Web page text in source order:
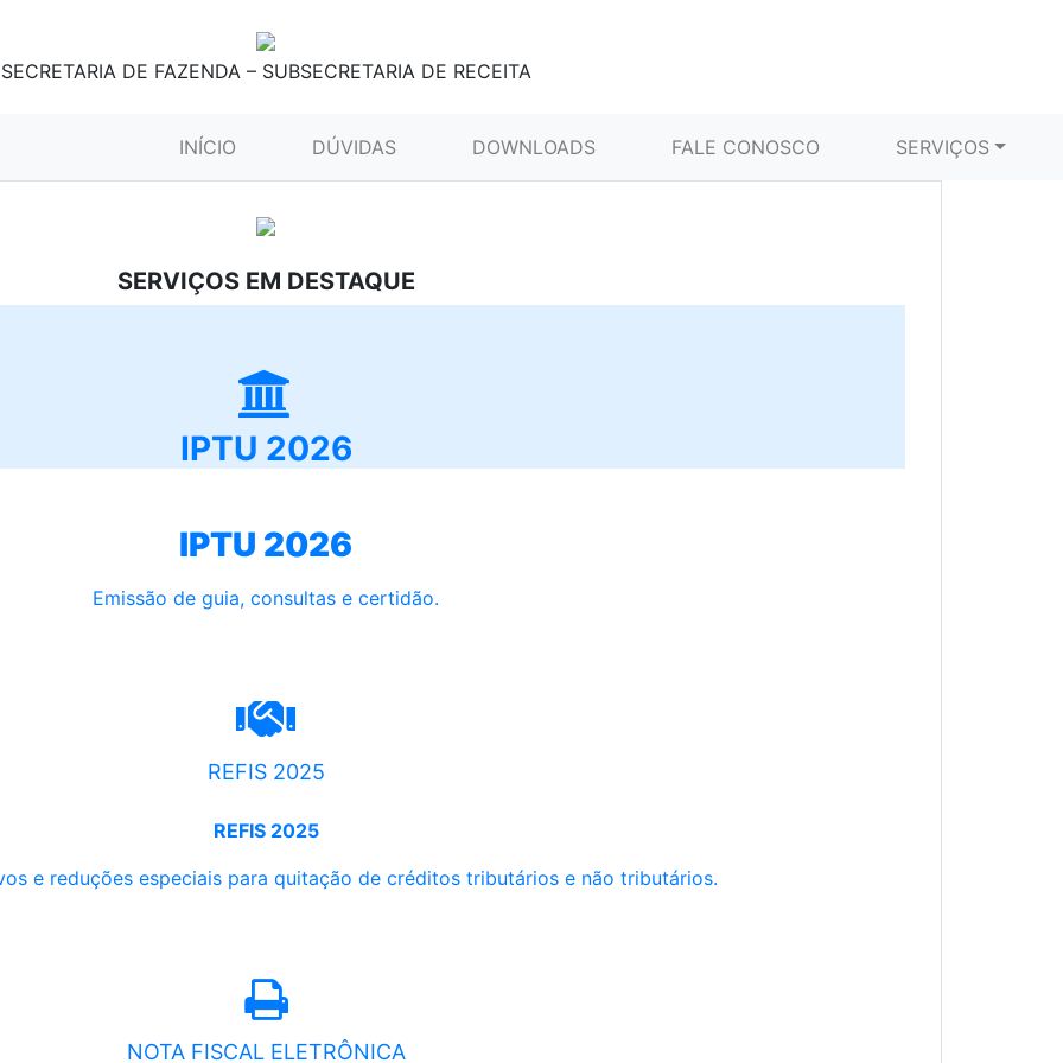
SECRETARIA DE FAZENDA – SUBSECRETARIA DE RECEITA
INÍCIO (CURRENT)DÚVIDAS DOWNLOADS FALE CONOSCO SERVIÇOS
SERVIÇOS EM DESTAQUE
IPTU 2026
IPTU 2026
Emissão de guia, consultas e certidão.
REFIS 2025
REFIS 2025
e reduções especiais para quitação de créditos tributários e não tributários.
NOTA FISCAL ELETRÔNICA